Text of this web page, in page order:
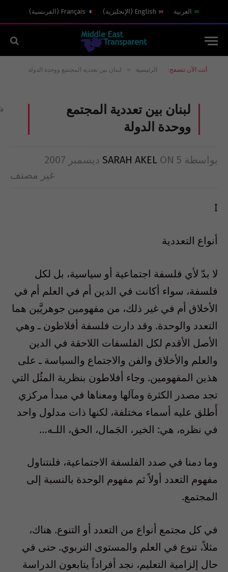
العربية English
( الإنجليزية)
Français
( الفرنسية)
أنت الآن تتصفح: الرئيسية » لبنان بين تعددية المجتمع ووحدة الدولة
لبنان بين تعددية المجتمع
ووحدة الدولة
بواسطة SARAH AKEL ON 5 ديسمبر 2007
غير مصنف
I
أنواع التعددية
لا بدّ لأي فلسفة اجتماعية أو سياسية، بل لكل
فلسفة، سواء أكانت في الدين أم في العلم أم في
الأخلاق أم في غير ذلك، من مفهومين جوهريَّين هما
التعدد والوحدة. وقد دارت فلسفة أفلاطون ـ وهي
الأصل الأقدم لكل الفلسفات اللاحقة في الدين
والعلم والأخلاق والفن والاجتماع والسياسة ـ على
هذين المفهومين. وجاء أفلاطون بنظرية المثُل التي
تجد مصدر الكثرة ومآلها ومعناها في مبدأ مركزي
أَطلق عليه أسماء مختلفة، لكنها ذات مدلول واحد
في نظره، هي: الخير، الجَمال، الحق، اللـه…
وما دمنا في صدد الفلسفة الاجتماعية، فلنتناول
مفهوم التعدد أولاً ثم مفهوم الوحدة بالنسبة إلى
المجتمع.
في كل مجتمع أنواع من التعدد أو التنوع. هناك،
مثلاً، تنوع في العلم والمستوى التربوي. حتى في
حال إلزامية التعليم، نجد أفراداً يتابعون الدراسة